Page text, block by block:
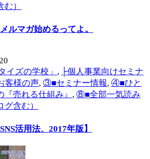
）
ルマガ始めるってよ。
イズの学校」 , ├個人事業向けセミナ
客様の声, ③■セミナー情報, ④■ひと
『売れる仕組み』 , ⑧■全部一気読み
グ含む）
活用法、2017年版】